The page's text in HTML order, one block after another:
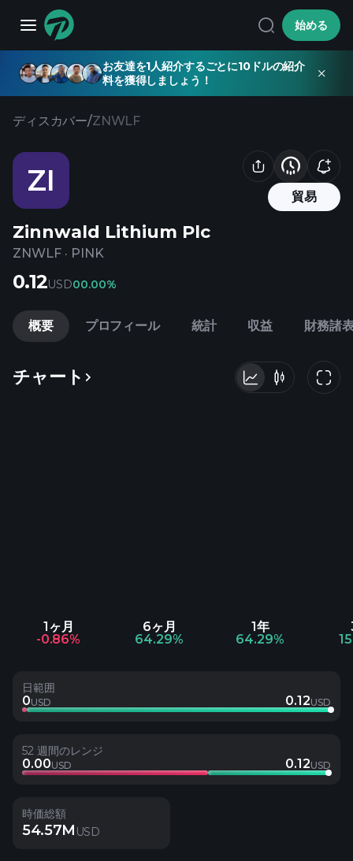
始める
お友達を1人紹介するごとに10ドルの紹介
料を獲得しましょう！
ディスカバー/ZNWLF
ZI 貿易
Zinnwald Lithium Plc
ZNWLF · PINK
0.12USD00.00%
概要 プロフィール 統計 収益 財務諸
チャート
1ヶ月
-0.86%
6ヶ月
64.29%
1年
64.29%
日範囲
0USD 0.12USD
52 週間のレンジ
0.00USD 0.12USD
時価総額
54.57M USD